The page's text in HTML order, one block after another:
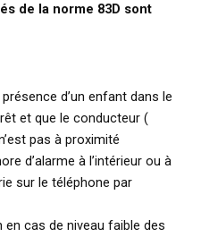
de la norme 83D sont
d’un enfant dans le
et que le conducteur (
pas à proximité
d’alarme à l’intérieur ou à
sur le téléphone par
cas de niveau faible des